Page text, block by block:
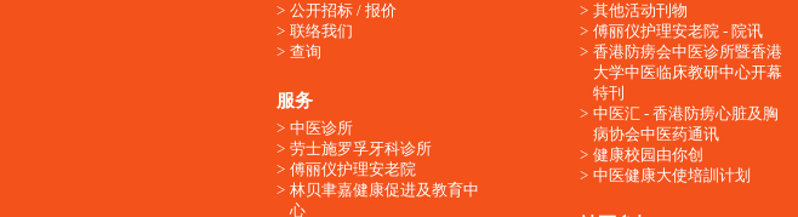
公开招标 / 报价
联络我们
查询
服务
中医诊所
劳士施罗孚牙科诊所
傅丽仪护理安老院
林贝聿嘉健康促进及教育中
心
其他活动刊物
傅丽仪护理安老院 - 院讯
香港防痨会中医诊所暨香港
大学中医临床教研中心开幕
特刊
中医汇 - 香港防痨心脏及胸
病协会中医药通讯
健康校园由你创
中医健康大使培訓计划